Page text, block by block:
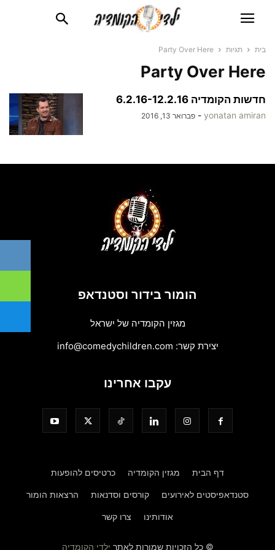
בית תגיות Party Over Here
Party Over Here
חדשות הקומדיה 6.2.16-12.2.16
yonatan amiran
- פברואר 13, 2016
הומור בידור וסטנדאפ
מגזין הקומדיה של ישראל
יצירת קשר: info@comedychildren.com
עקבו אחרינו
דף הבית מגזין הקומדיה כרטיסים להופעות
סטנדאפיסטים לאירועים קורסים וסדנאות הרצאות הומור
אודותינו צרו קשר
© כל הזכויות שמורות לאתר ילדי הקומדיה